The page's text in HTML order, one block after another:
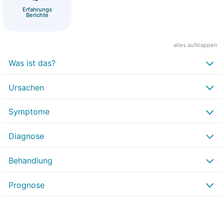
Erfahrungs
Berichte
alles aufklappen
Was ist das?
Ursachen
Symptome
Diagnose
Behandlung
Prognose